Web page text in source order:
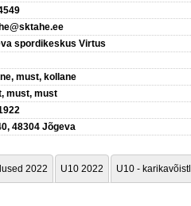
spordikeskus Virtus
must, kollane
must, must
48304 Jõgeva
2022 U10 2022 U10 -